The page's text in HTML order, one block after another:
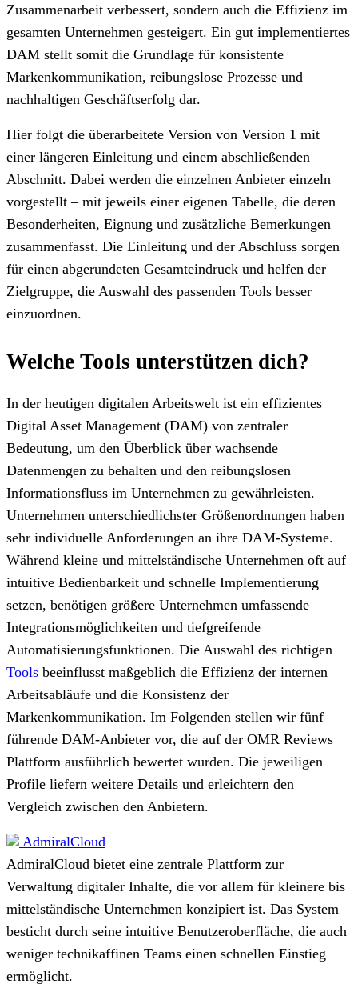
Zusammenarbeit verbessert, sondern auch die Effizienz im
gesamten Unternehmen gesteigert. Ein gut implementiertes
DAM stellt somit die Grundlage für konsistente
Markenkommunikation, reibungslose Prozesse und
nachhaltigen Geschäftserfolg dar.
Hier folgt die überarbeitete Version von Version 1 mit
einer längeren Einleitung und einem abschließenden
Abschnitt. Dabei werden die einzelnen Anbieter einzeln
vorgestellt – mit jeweils einer eigenen Tabelle, die deren
Besonderheiten, Eignung und zusätzliche Bemerkungen
zusammenfasst. Die Einleitung und der Abschluss sorgen
für einen abgerundeten Gesamteindruck und helfen der
Zielgruppe, die Auswahl des passenden Tools besser
einzuordnen.
Welche Tools unterstützen dich?
In der heutigen digitalen Arbeitswelt ist ein effizientes
Digital Asset Management (DAM) von zentraler
Bedeutung, um den Überblick über wachsende
Datenmengen zu behalten und den reibungslosen
Informationsfluss im Unternehmen zu gewährleisten.
Unternehmen unterschiedlichster Größenordnungen haben
sehr individuelle Anforderungen an ihre DAM-Systeme.
Während kleine und mittelständische Unternehmen oft auf
intuitive Bedienbarkeit und schnelle Implementierung
setzen, benötigen größere Unternehmen umfassende
Integrationsmöglichkeiten und tiefgreifende
Automatisierungsfunktionen. Die Auswahl des richtigen
Tools beeinflusst maßgeblich die Effizienz der internen
Arbeitsabläufe und die Konsistenz der
Markenkommunikation. Im Folgenden stellen wir fünf
führende DAM-Anbieter vor, die auf der OMR Reviews
Plattform ausführlich bewertet wurden. Die jeweiligen
Profile liefern weitere Details und erleichtern den
Vergleich zwischen den Anbietern.
AdmiralCloud
AdmiralCloud bietet eine zentrale Plattform zur
Verwaltung digitaler Inhalte, die vor allem für kleinere bis
mittelständische Unternehmen konzipiert ist. Das System
besticht durch seine intuitive Benutzeroberfläche, die auch
weniger technikaffinen Teams einen schnellen Einstieg
ermöglicht.